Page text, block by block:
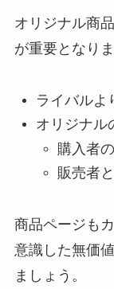
オリジナル商
が重要となりま
ライバルよ
オリジナル
購入者
販売者
商品ページも
意識した無価
ましょう。